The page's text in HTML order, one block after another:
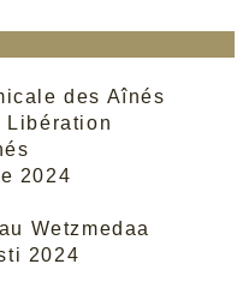
des Aînés
Libération
2024
Wetzmedaa
2024